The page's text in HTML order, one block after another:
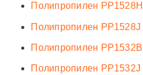
Полипропилен PP1528H
Полипропилен PP1528J
Полипропилен PP1532B
Полипропилен PP1532J